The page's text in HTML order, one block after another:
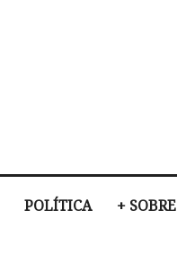
POLÍTICA +